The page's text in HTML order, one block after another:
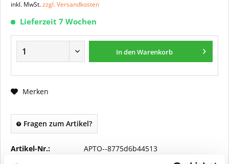
inkl. MwSt.zzgl. Versandkosten
Lieferzeit 7 Wochen
In denWarenkorb
Merken
Fragen zum Artikel?
Artikel-Nr.: APTO--8775d6b44513